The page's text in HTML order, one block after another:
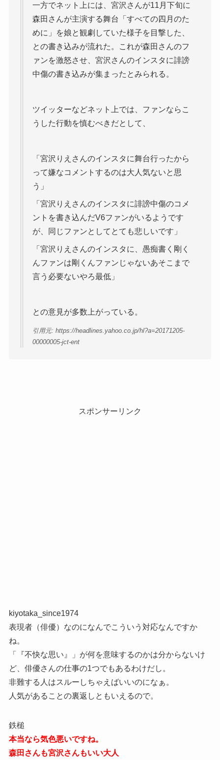
一方でネット上には、宮沢さんが11月下旬に
森田さんが主演する舞台「すべての四月のた
めに」を娘と観劇していた様子を目撃した、
との書き込みが流れた。これが森田さんのフ
ァンを激怒させ、宮沢さんのインスタに誹謗
中傷の書き込みが集まったとみられる。
ツイッターなどネット上では、ファンならこ
うした行動を慎むべきだとして、
「宮沢りえさんのインスタに舞台行ったから
って嫌なコメントするのは大人気ないと思
う」
「宮沢りえさんのインスタに誹謗中傷のコメ
ントを書き込んだV6ファンがいるようです
が、同じファンとしてとても悲しいです」
「宮沢りえさんのインスタに、愚痴書く剛く
んファンは剛くんファンじゃないあそこまで
言う必要ないやろ最低」
との意見が多数上がっている。
引用元: https://headlines.yahoo.co.jp/hl?a=20171205-
00000005-jct-ent
スポンサーリンク
kiyotaka_since1974
表現者（俳優）なのになんでこういう対応なんですか
ね。
「『不快な思い』」が何を意味するのかは分からないけ
ど、俳優さんの仕事の1つでもあるわけだし。
非難する人はスルーしちゃえばいいのになぁ。
人気があることの裏返しともいえるので。
鉄槌
本当なら気色悪いですね。
森田さんも宮沢さんもいい大人